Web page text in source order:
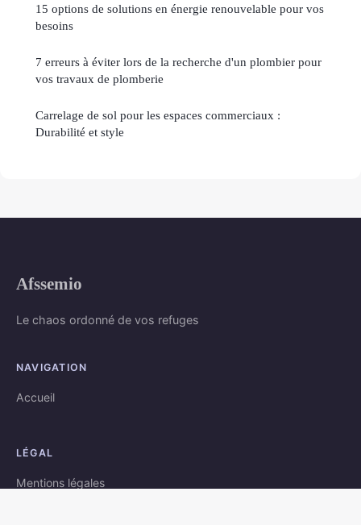
15 options de solutions en énergie renouvelable pour vos
besoins
7 erreurs à éviter lors de la recherche d'un plombier pour
vos travaux de plomberie
Carrelage de sol pour les espaces commerciaux :
Durabilité et style
Afssemio
Le chaos ordonné de vos refuges
NAVIGATION
Accueil
LÉGAL
Mentions légales